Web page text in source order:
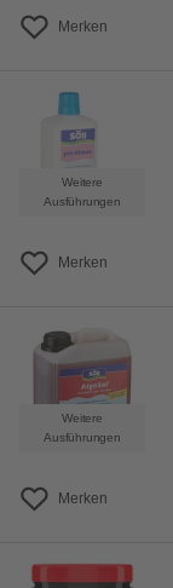
Merken
Weitere
Ausführungen
Merken
Weitere
Ausführungen
Merken